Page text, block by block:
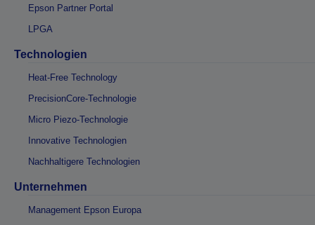
Epson Partner Portal
LPGA
Technologien
Heat-Free Technology
PrecisionCore-Technologie
Micro Piezo-Technologie
Innovative Technologien
Nachhaltigere Technologien
Unternehmen
Management Epson Europa